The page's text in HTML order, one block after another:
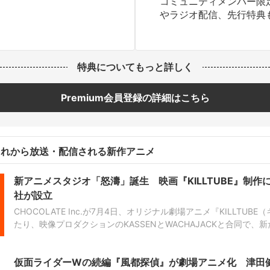
やラジオ配信、先行特典
特典についてもっと詳しく
Premium会員登録の詳細はこちら
から放送・配信される新作アニメ
新アニメスタジオ「怒濤」誕生 映画『KILLTUBE』制作
社が設立
CHOCOLATE Inc.が7月4日、オリジナル劇場アニメ『KILLTUBE
たり、映像プロダクションのKASSENとWACHAJACKと合同で、
仮面ライダーWの続編『風都探偵』が劇場アニメ化 津田